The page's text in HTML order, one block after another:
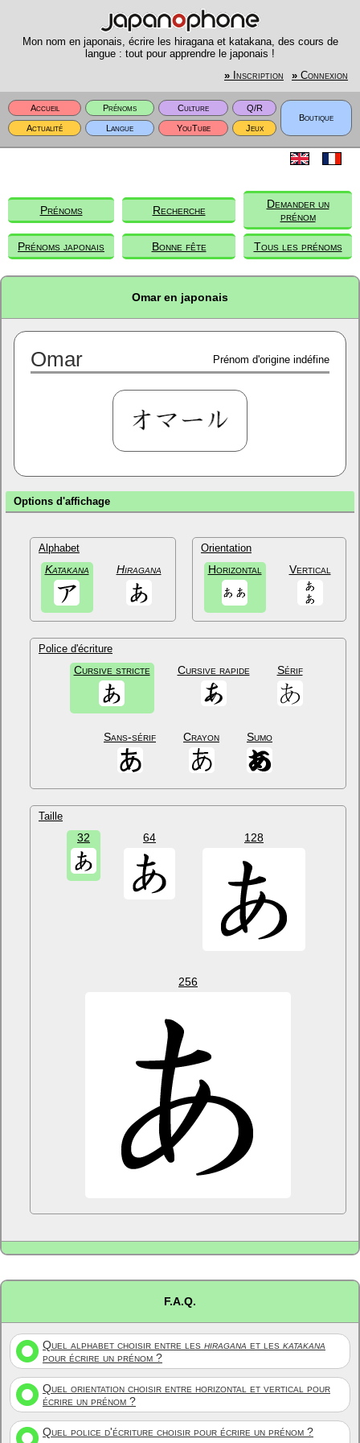
Mon nom en japonais, écrire les hiragana et katakana, des cours de
langue : tout pour apprendre le japonais !
» Inscription » Connexion
Accueil Prénoms Culture
Q/R
Boutique
Actualité
Langue YouTube Jeux
Prénoms Recherche
Demander un
prénom
Prénoms japonais Bonne fête Tous les prénoms
Omar en japonais
Omar Prénom d'origine indéfine
Options d'affichage
Alphabet
Katakana Hiragana
Orientation
Horizontal Vertical
Police d'écriture
Cursive stricte Cursive rapide Sérif
Sans-sérif Crayon Sumo
Taille
32 64 128
256
F.A.Q.
Quel alphabet choisir entre les hiragana et les katakana
pour écrire un prénom ?
Quel orientation choisir entre horizontal et vertical pour
écrire un prénom ?
Quel police d'écriture choisir pour écrire un prénom ?